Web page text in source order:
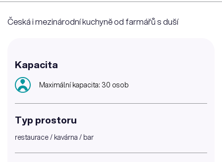
Česká i mezinárodní kuchyně od farmářů s duší
Kapacita
Maximální kapacita: 30 osob
Typ prostoru
restaurace / kavárna / bar